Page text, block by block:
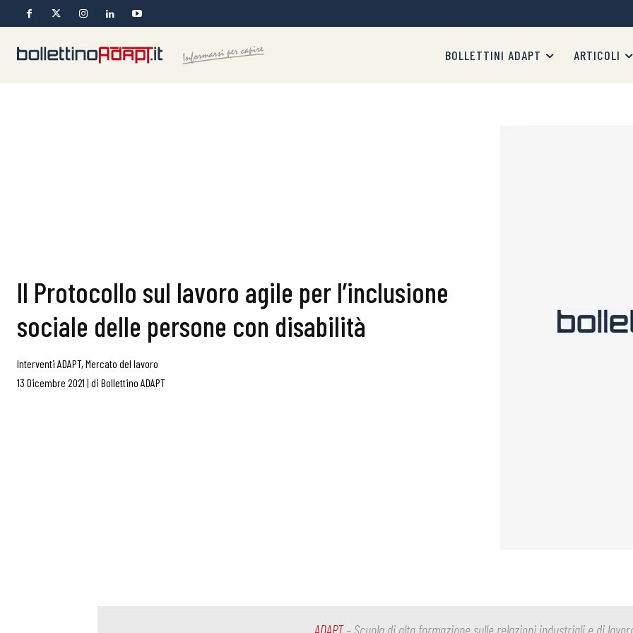
BOLLETTINI ADAPT ARTICOLI
Il Protocollo sul lavoro agile per l’inclusione
sociale delle persone con disabilità
Interventi ADAPT, Mercato del lavoro
13 Dicembre 2021 | di Bollettino ADAPT
ADAPT– Scuola di alta formazione sulle relazioni industriali e di